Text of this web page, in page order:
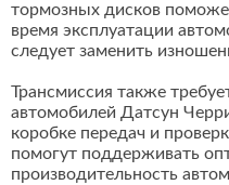
тормозных дисков
время эксплуатации
следует заменить
Трансмиссия также
автомобилей Датсун
коробке передач и
помогут поддерживать
производительность